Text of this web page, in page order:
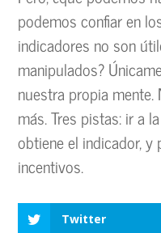
podemos confiar en
indicadores no son
manipulados?
nuestra propia
más. Tres pistas: ir a
obtiene el indicador,
incentivos.
Twitter